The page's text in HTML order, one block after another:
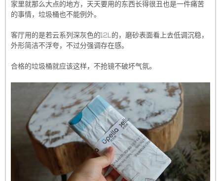
家里就那么大点的地方，天天要用的东西长得很丑也是一件痛苦
的事情，垃圾桶也不能例外。
客厅用的是若云系列深灰色的12L的，磨砂表面看上去低调沉稳，
外形简洁不浮夸，不过分强调存在感。
合格的垃圾桶就应该这样，不抢镜不破坏气氛。